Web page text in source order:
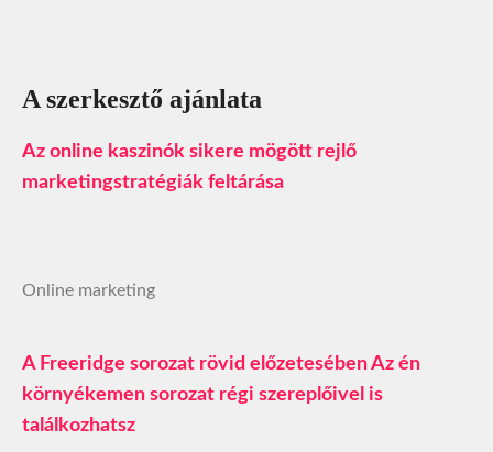
A szerkesztő ajánlata
Az online kaszinók sikere mögött rejlő
marketingstratégiák feltárása
Online marketing
A Freeridge sorozat rövid előzetesében Az én
környékemen sorozat régi szereplőivel is
találkozhatsz